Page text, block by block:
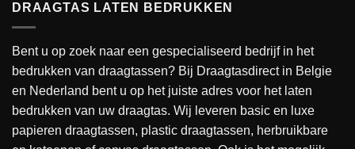
DRAAGTAS LATEN BEDRUKKEN
Bent u op zoek naar een gespecialiseerd bedrijf in het
bedrukken van draagtassen? Bij Draagtasdirect in Belgie
en Nederland bent u op het juiste adres voor het laten
bedrukken van uw draagtas. Wij leveren basic en luxe
papieren draagtassen, plastic draagtassen, herbruikbare